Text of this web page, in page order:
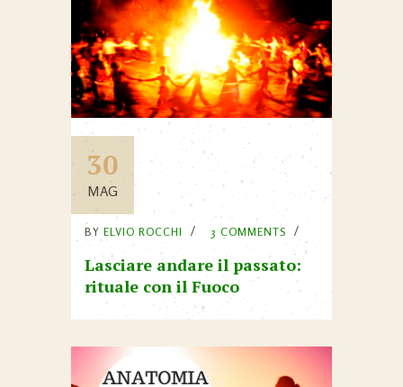
30
MAG
BY ELVIO ROCCHI 3 COMMENTS
Lasciare andare il passato:
rituale con il Fuoco